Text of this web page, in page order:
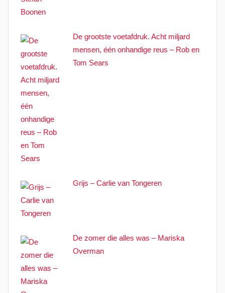
De grootste voetafdruk. Acht miljard
mensen, één onhandige reus – Rob en
Tom Sears
Grijs – Carlie van Tongeren
De zomer die alles was – Mariska
Overman